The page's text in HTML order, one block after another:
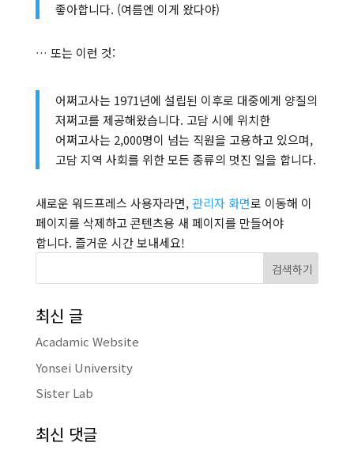
좋아합니다. (여름엔 이게 왔다야)
… 또는 이런 것:
어쩌고사는 1971년에 설립된 이후로 대중에게 양질의
저쩌고를 제공해왔습니다. 고담 시에 위치한
어쩌고사는 2,000명이 넘는 직원을 고용하고 있으며,
고담 지역 사회를 위한 모든 종류의 멋진 일을 합니다.
새로운 워드프레스 사용자라면,관리자 화면로 이동해 이
페이지를 삭제하고 콘텐츠용 새 페이지를 만들어야
합니다. 즐거운 시간 보내세요!
최신 글
Acadamic Website
Yonsei University
Sister Lab
최신 댓글